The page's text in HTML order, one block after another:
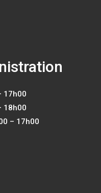
17h00
18h00
– 17h00